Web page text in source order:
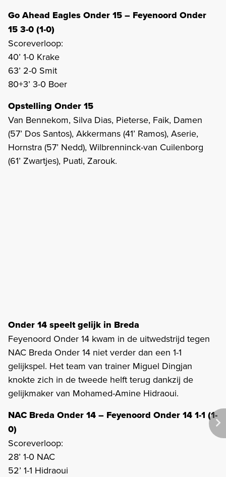
Go Ahead Eagles Onder 15 – Feyenoord Onder
15 3-0 (1-0)
Scoreverloop:
40’ 1-0 Krake
63’ 2-0 Smit
80+3’ 3-0 Boer
Opstelling Onder 15
Van Bennekom, Silva Dias, Pieterse, Faik, Damen
(57’ Dos Santos), Akkermans (41’ Ramos), Aserie,
Hornstra (57’ Nedd), Wilbrenninck-van Cuilenborg
(61’ Zwartjes), Puati, Zarouk.
Onder 14 speelt gelijk in Breda
Feyenoord Onder 14 kwam in de uitwedstrijd tegen
NAC Breda Onder 14 niet verder dan een 1-1
gelijkspel. Het team van trainer Miguel Dingjan
knokte zich in de tweede helft terug dankzij de
gelijkmaker van Mohamed-Amine Hidraoui.
NAC Breda Onder 14 – Feyenoord Onder 14 1-1 (1-
0)
Scoreverloop:
28’ 1-0 NAC
52’ 1-1 Hidraoui